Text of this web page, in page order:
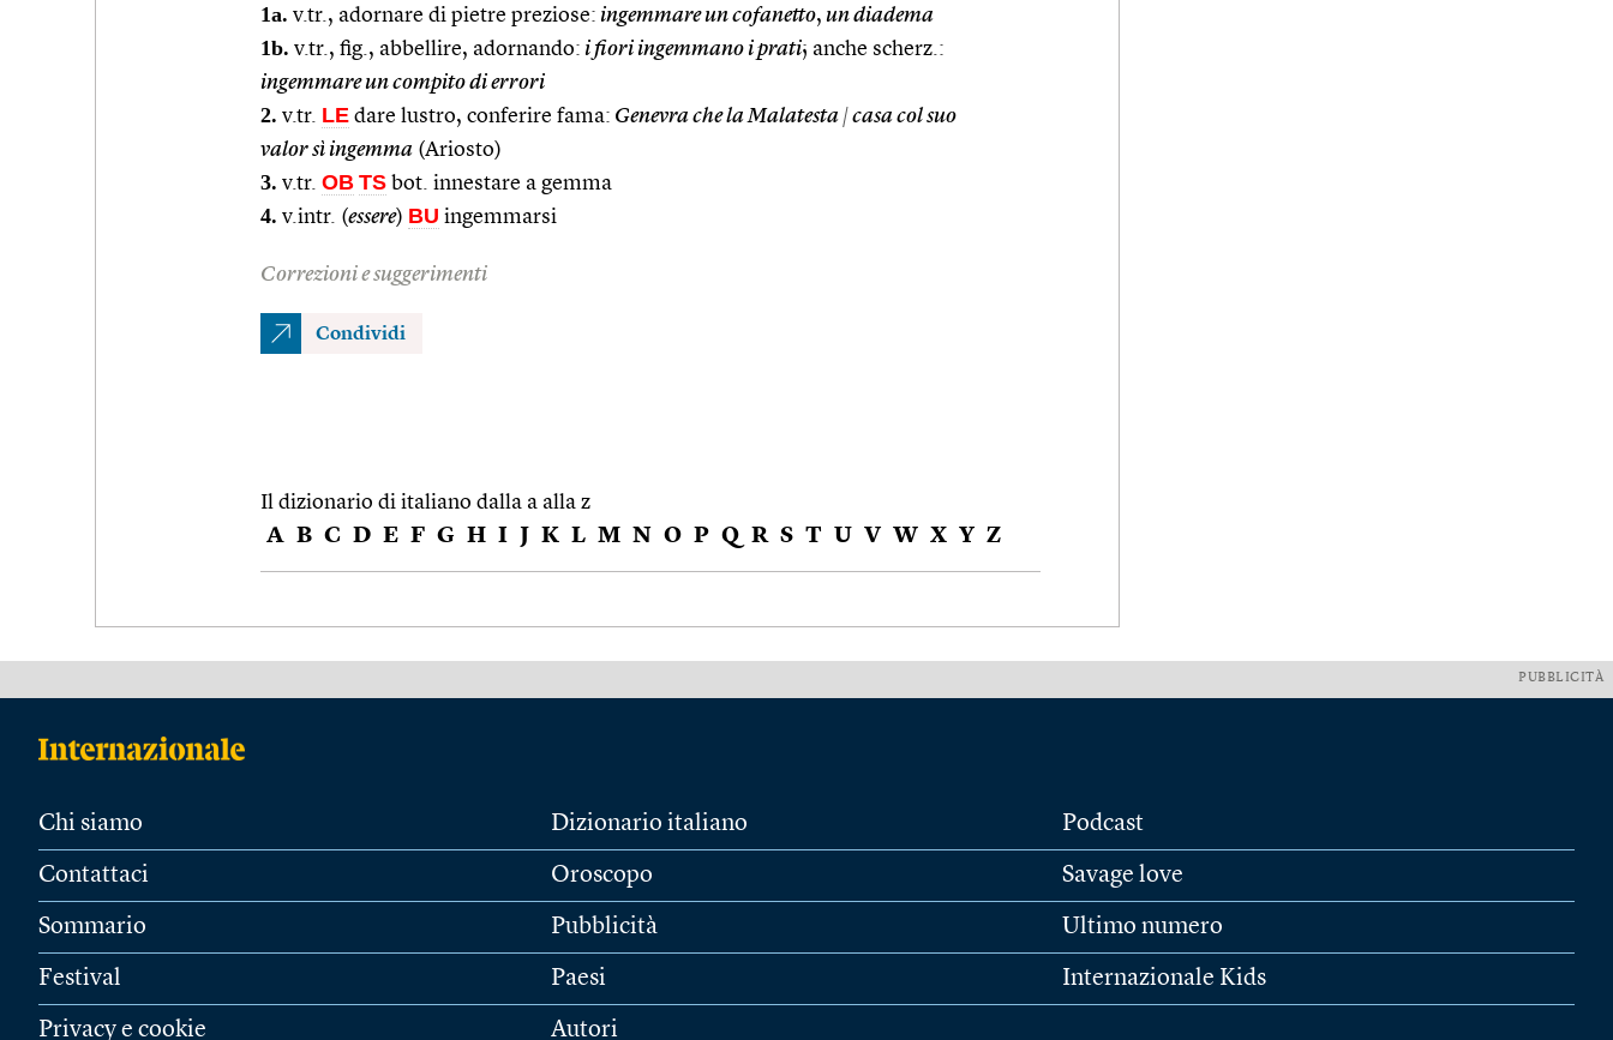
1a. v.tr., adornare di pietre preziose: ingemmare un cofanetto, un diadema
1b. v.tr., fig., abbellire, adornando: i fiori ingemmano i prati; anche scherz.:
ingemmare un compito di errori
2. v.tr. LE dare lustro, conferire fama: Genevra che la Malatesta |casa col suo
valor sì ingemma (Ariosto)
3. v.tr. OB TS bot. innestare a gemma
4. v.intr. (essere) BU ingemmarsi
Correzioni e suggerimenti
Condividi
Il dizionario di italiano dalla a alla z
A B C D E F G H I J K L M N O P Q R S T U V W X Y Z
PUBBLICITÀ
Chi siamo
Contattaci
Sommario
Festival
Privacy e cookie
Dizionario italiano
Oroscopo
Pubblicità
Paesi
Autori
Podcast
Savage love
Ultimo numero
Internazionale Kids